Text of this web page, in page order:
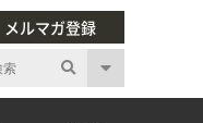
メルマガ登録